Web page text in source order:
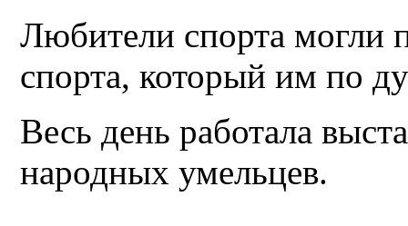
Любители спорта могли
спорта, который им по
Весь день работала
народных умельцев.